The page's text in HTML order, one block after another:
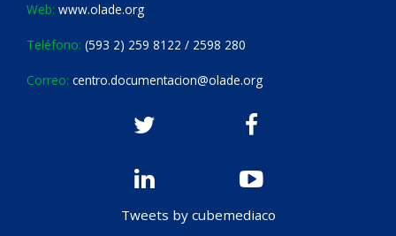
Web: www.olade.org
Teléfono: (593 2) 259 8122 / 2598 280
Correo: centro.documentacion@olade.org
Tweets by cubemediaco